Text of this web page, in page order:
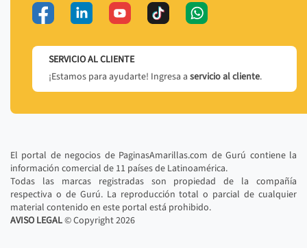
SERVICIO AL CLIENTE
¡Estamos para ayudarte! Ingresa a servicio al cliente.
El portal de negocios de PaginasAmarillas.com de Gurú contiene la
información comercial de 11 países de Latinoamérica.
Todas las marcas registradas son propiedad de la compañía
respectiva o de Gurú. La reproducción total o parcial de cualquier
material contenido en este portal está prohibido.
AVISO LEGAL© Copyright2026